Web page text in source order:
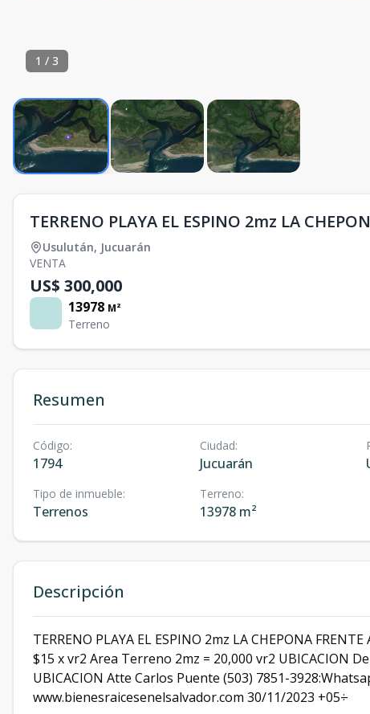
1 / 3
TERRENO PLAYA EL ESPINO 2mz LA
Usulután, Jucuarán
VENTA
US$ 300,000
13978 M²
Terreno
Resumen
Código:
1794
Ciudad:
Jucuarán
Tipo de inmueble:
Terrenos
Terreno:
13978 m²
Descripción
TERRENO PLAYA EL ESPINO 2mz LA CHEPONA
$15 x vr2 Area Terreno 2mz = 20,000 vr2 UBICACION
UBICACION Atte Carlos Puente (503) 7851-
www.bienesraicesenelsalvador.com 30/11/2023 +05÷